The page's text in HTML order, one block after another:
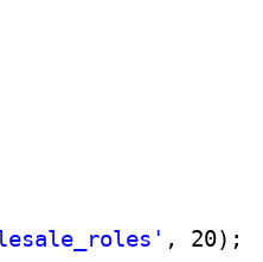
, 20);